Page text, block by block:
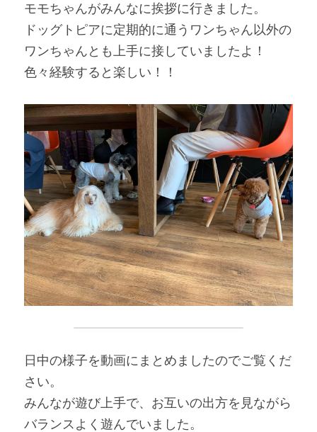
モモちゃんがみんなに挨拶に行きました。
ドッグトピアに定期的に通うワンちゃん以外の
ワンちゃんとも上手に接していましたよ！
色々経験すると楽しい！！
日中の様子を動画にまとめましたのでご覧くだ
さい。
みんなが遊び上手で、お互いの出方を見ながら
バランスよく遊んでいました。